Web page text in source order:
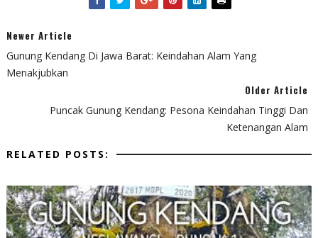
Newer Article
Gunung Kendang Di Jawa Barat: Keindahan Alam Yang
Menakjubkan
Older Article
Puncak Gunung Kendang: Pesona Keindahan Tinggi Dan
Ketenangan Alam
RELATED POSTS: